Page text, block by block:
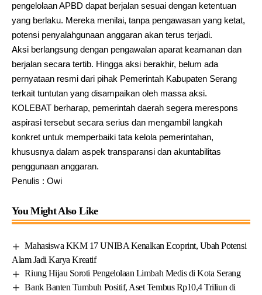
pengelolaan APBD dapat berjalan sesuai dengan ketentuan
yang berlaku. Mereka menilai, tanpa pengawasan yang ketat,
potensi penyalahgunaan anggaran akan terus terjadi.
Aksi berlangsung dengan pengawalan aparat keamanan dan
berjalan secara tertib. Hingga aksi berakhir, belum ada
pernyataan resmi dari pihak Pemerintah Kabupaten Serang
terkait tuntutan yang disampaikan oleh massa aksi.
KOLEBAT berharap, pemerintah daerah segera merespons
aspirasi tersebut secara serius dan mengambil langkah
konkret untuk memperbaiki tata kelola pemerintahan,
khususnya dalam aspek transparansi dan akuntabilitas
penggunaan anggaran.
Penulis : Owi
You Might Also Like
Mahasiswa KKM 17 UNIBA Kenalkan Ecoprint, Ubah Potensi
Alam Jadi Karya Kreatif
Riung Hijau Soroti Pengelolaan Limbah Medis di Kota Serang
Bank Banten Tumbuh Positif, Aset Tembus Rp10,4 Triliun di